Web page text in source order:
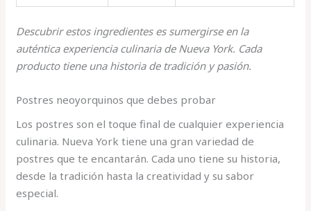
Descubrir estos ingredientes es sumergirse en la
auténtica experiencia culinaria de Nueva York. Cada
producto tiene una historia de tradición y pasión.
Postres neoyorquinos que debes probar
Los postres son el toque final de cualquier experiencia
culinaria. Nueva York tiene una gran variedad de
postres que te encantarán. Cada uno tiene su historia,
desde la tradición hasta la creatividad y su sabor
especial.